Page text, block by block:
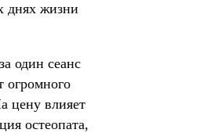
днях жизни
один сеанс
огромного
цену влияет
остеопата,